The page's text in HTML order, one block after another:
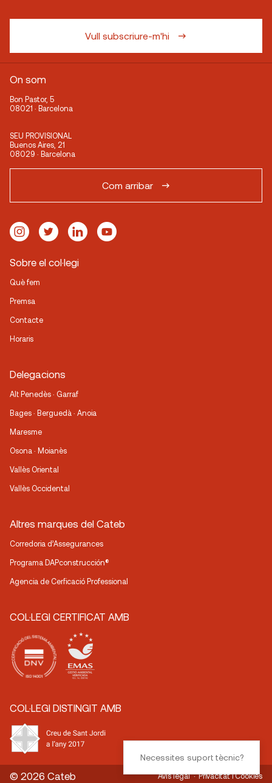
Vull subscriure-m'hi
On som
Bon Pastor, 5
08021 · Barcelona
SEU PROVISIONAL
Buenos Aires, 21
08029 · Barcelona
Com arribar
Sobre el col·legi
Què fem
Premsa
Contacte
Horaris
Delegacions
Alt Penedès · Garraf
Bages · Berguedà · Anoia
Maresme
Osona · Moianès
Vallès Oriental
Vallès Occidental
Altres marques del Cateb
Corredoria d’Assegurances
Programa DAPconstrucción®
Agencia de Cerficació Professional
COL·LEGI CERTIFICAT AMB
COL·LEGI DISTINGIT AMB
© 2026 Cateb Avís legal Privacitat i Cookies
Necessites suport tècnic?